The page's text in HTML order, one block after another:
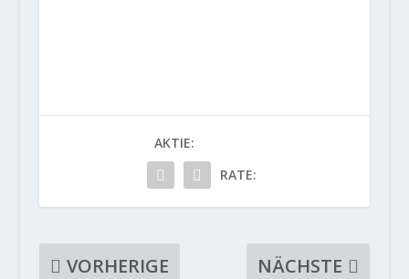
AKTIE:
RATE:
VORHERIGE
NÄCHSTE